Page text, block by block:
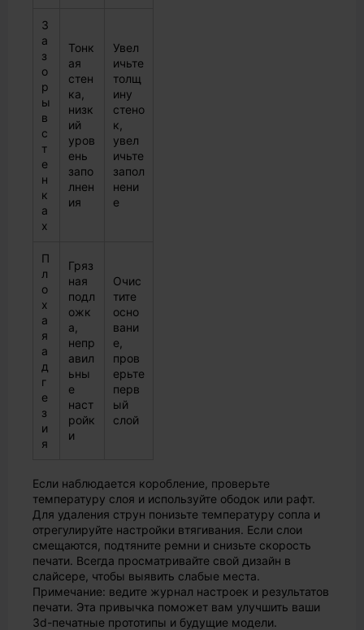
З
а
з
о
р
ы
в
с
т
е
н
к
а
х
Тонк
ая
стен
ка,
низк
ий
уров
ень
запо
лнен
ия
Увел
ичьте
толщ
ину
стено
к,
увел
ичьте
запол
нени
е
П
л
о
х
а
я
а
д
г
е
з
и
я
Гряз
ная
подл
ожк
а,
непр
авил
ьны
е
наст
ройк
и
Очис
тите
осно
вани
е,
пров
ерьте
перв
ый
слой
Если наблюдается коробление, проверьте
температуру слоя и используйте ободок или рафт.
Для удаления струн понизьте температуру сопла и
отрегулируйте настройки втягивания. Если слои
смещаются, подтяните ремни и снизьте скорость
печати. Всегда просматривайте свой дизайн в
слайсере, чтобы выявить слабые места.
Примечание: ведите журнал настроек и результатов
печати. Эта привычка поможет вам улучшить ваши
3d-печатные прототипы и будущие модели.